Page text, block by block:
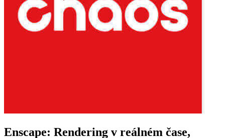
Enscape: Rendering v reálném čase,